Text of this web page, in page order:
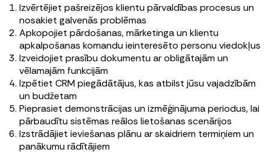
Izvērtējiet pašreizējos klientu pārvaldības procesus un
nosakiet galvenās problēmas
Apkopojiet pārdošanas, mārketinga un klientu
apkalpošanas komandu ieinteresēto personu viedokļus
Izveidojiet prasību dokumentu ar obligātajām un
vēlamajām funkcijām
Izpētiet CRM piegādātājus, kas atbilst jūsu vajadzībām
un budžetam
Pieprasiet demonstrācijas un izmēģinājuma periodus, lai
pārbaudītu sistēmas reālos lietošanas scenārijos
Izstrādājiet ieviešanas plānu ar skaidriem termiņiem un
panākumu rādītājiem